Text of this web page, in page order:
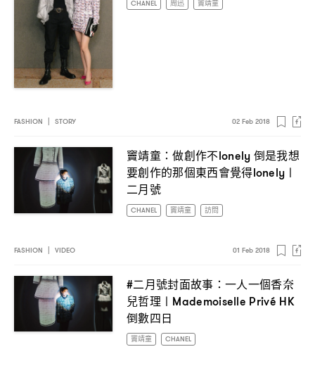
CHANEL 周迅 竇靖童
FASHION STORY 02 Feb 2018
竇靖童：做創作不lonely 倒是我想
要創作的那個東西會覺得lonely 〡
二月號
CHANEL 竇靖童 訪問
FASHION VIDEO 01 Feb 2018
#二月號封面故事 ： 一人一個香奈
兒哲理〡 Mademoiselle Privé HK
倒數四日
竇靖童 CHANEL